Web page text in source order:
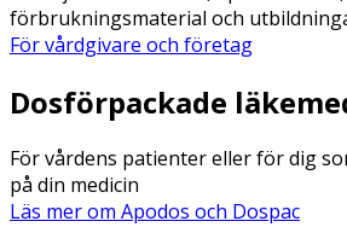
förbrukningsmaterial och
För vårdgivare och företag
Dosförpackade
För vårdens patienter eller för dig
på din medicin
Läs mer om Apodos och Dospac